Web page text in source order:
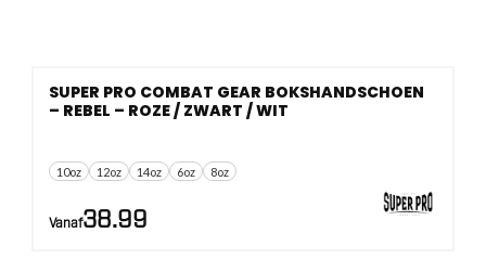
10oz 12oz 14oz 6oz 8oz
SUPER PRO COMBAT GEAR BOKSHANDSCHOEN
– REBEL – ROZE / ZWART / WIT
Vanaf38.99